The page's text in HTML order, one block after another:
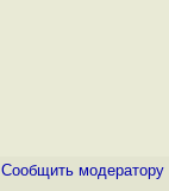
Cообщить модератору